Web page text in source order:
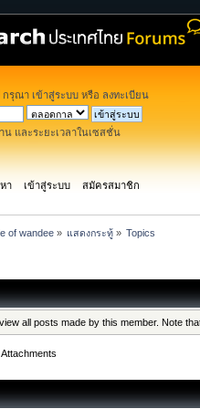
กรุณา เข้าสู่ระบบ หรือ ลงทะเบียน
และระยะเวลาในเซสชั่น
า เข้าสู่ระบบ สมัครสมาชิก
of wandee» แสดงกระทู้ » Topics
all posts made by this member. Note
Attachments